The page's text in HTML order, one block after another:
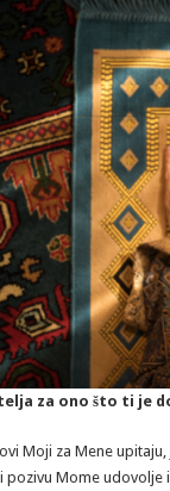
za ono što ti je
Moji za Mene
pozivu Mome udovolje